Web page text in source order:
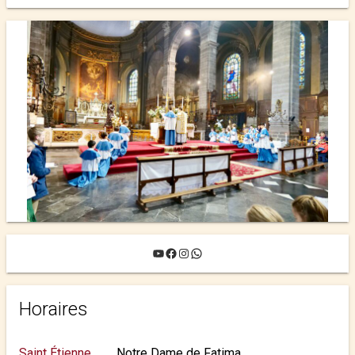
YouTube
Facebook
Instagram
WhatsApp
Horaires